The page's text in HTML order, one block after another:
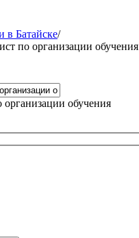
в Батайске/
по организации обучения
организации обучения